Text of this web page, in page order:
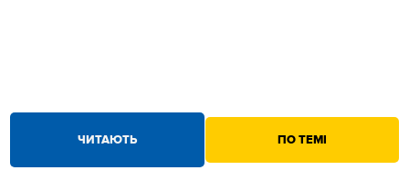
ЧИТАЮТЬ ПО ТЕМІ